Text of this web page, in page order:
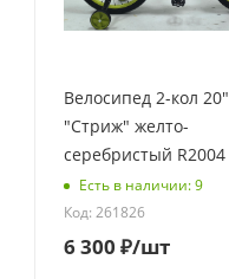
Велосипед 2-кол 20"
"Стриж" желто-
серебристый R2004
Есть в наличии: 9
Код: 261826
6 300 ₽/шт